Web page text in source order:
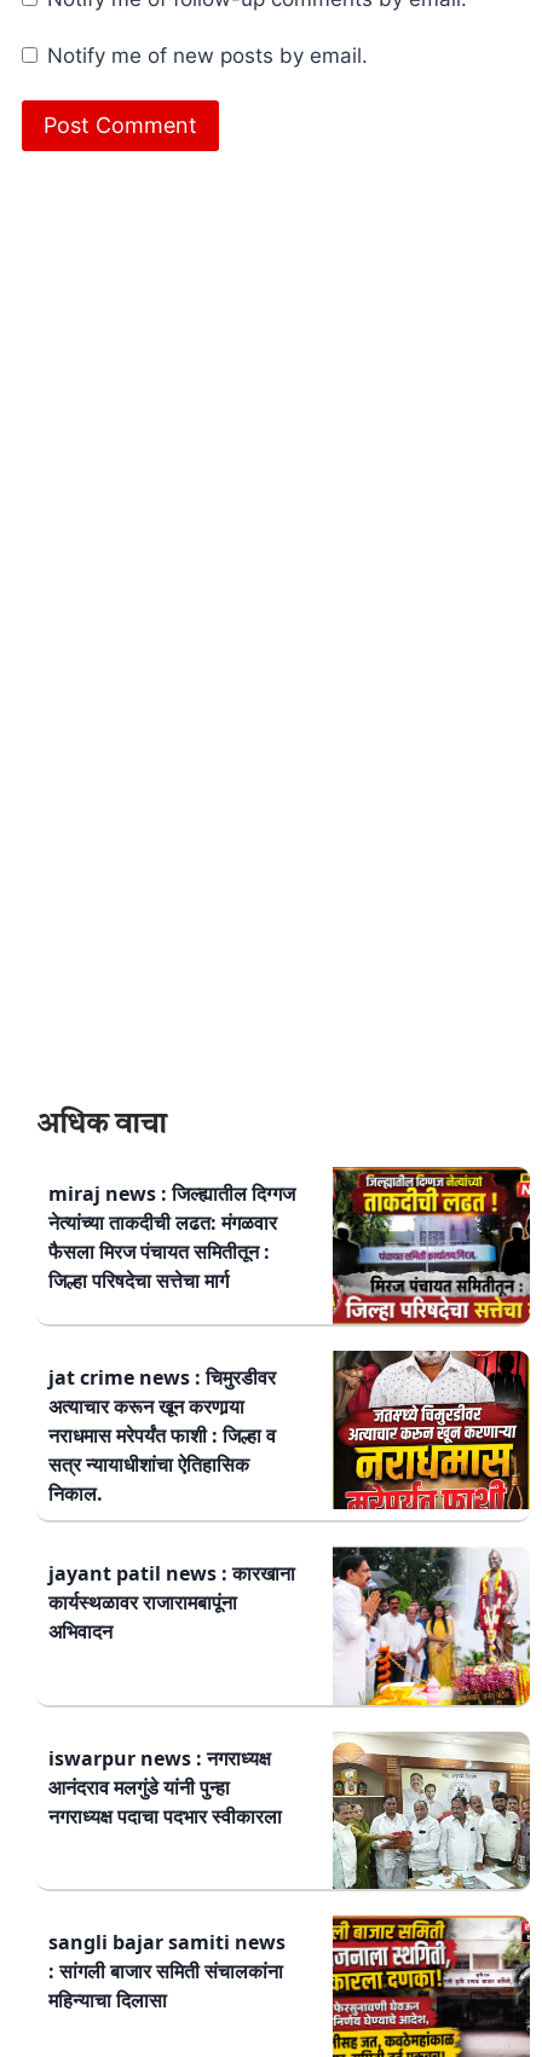
Notify me of new posts by email.
अधिक वाचा
miraj news : जिल्ह्यातील दिग्गज
नेत्यांच्या ताकदीची लढत: मंगळवार
फैसला मिरज पंचायत समितीतून :
जिल्हा परिषदेचा सत्तेचा मार्ग
jat crime news : चिमुरडीवर
अत्याचार करून खून करणार्‍या
नराधमास मरेपर्यंत फाशी : जिल्हा व
सत्र न्यायाधीशांचा ऐतिहासिक
निकाल.
jayant patil news : कारखाना
कार्यस्थळावर राजारामबापूंना
अभिवादन
iswarpur news : नगराध्यक्ष
आनंदराव मलगुंडे यांनी पुन्हा
नगराध्यक्ष पदाचा पदभार स्वीकारला
sangli bajar samiti news
: सांगली बाजार समिती संचालकांना
महिन्याचा दिलासा